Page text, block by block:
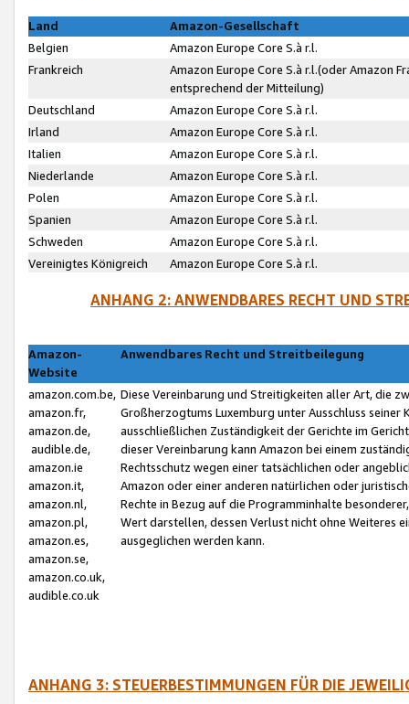
Land
Amazon-Gesellschaft
Belgien
Amazon Europe Core S.à r.l.
Frankreich
Amazon Europe Core S.à r.l.(oder Amazon
entsprechend der Mitteilung)
Deutschland
Amazon Europe Core S.à r.l.
Irland
Amazon Europe Core S.à r.l.
Italien
Amazon Europe Core S.à r.l.
Niederlande
Amazon Europe Core S.à r.l.
Polen
Amazon Europe Core S.à r.l.
Spanien
Amazon Europe Core S.à r.l.
Schweden
Amazon Europe Core S.à r.l.
Vereinigtes Königreich
Amazon Europe Core S.à r.l.
ANHANG 2: ANWENDBARES RECHT UND
Amazon-
Website
Anwendbares Recht und Streitbeilegung
amazon.com.be,
amazon.fr,
amazon.de,
audible.de,
amazon.ie
amazon.it,
amazon.nl,
amazon.pl,
amazon.es,
amazon.se,
amazon.co.uk,
audible.co.uk
Diese Vereinbarung und Streitigkeiten aller Art, die
Großherzogtums Luxemburg unter Ausschluss
ausschließlichen Zuständigkeit der Gerichte im
dieser Vereinbarung kann Amazon bei einem
Rechtsschutz wegen einer tatsächlichen oder
Amazon oder einer anderen natürlichen oder
Rechte in Bezug auf die Programminhalte
Wert darstellen, dessen Verlust nicht ohne Weiteres
ausgeglichen werden kann.
ANHANG 3: STEUERBESTIMMUNGEN FÜR DIE